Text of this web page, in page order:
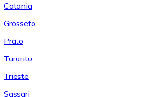
Catania
Grosseto
Prato
Taranto
Trieste
Sassari